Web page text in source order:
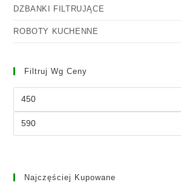
DZBANKI FILTRUJĄCE
ROBOTY KUCHENNE
Filtruj Wg Ceny
Najczęściej Kupowane